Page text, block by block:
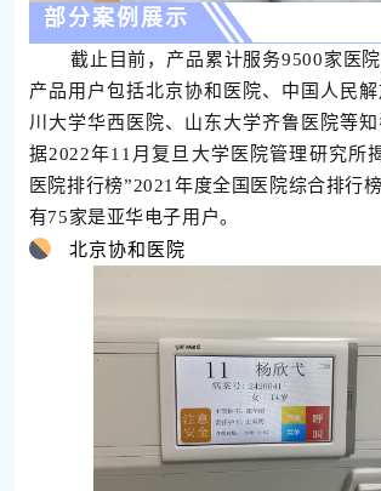
部分案例展示
截止目前，产品累计服务9500家医
产品用户包括北京协和医院、中国人民
川大学华西医院、山东大学齐鲁医院等
据2022年11月复旦大学医院管理研究所
医院排行榜”2021年度全国医院综合排行
有75家是亚华电子用户。
北京协和医院